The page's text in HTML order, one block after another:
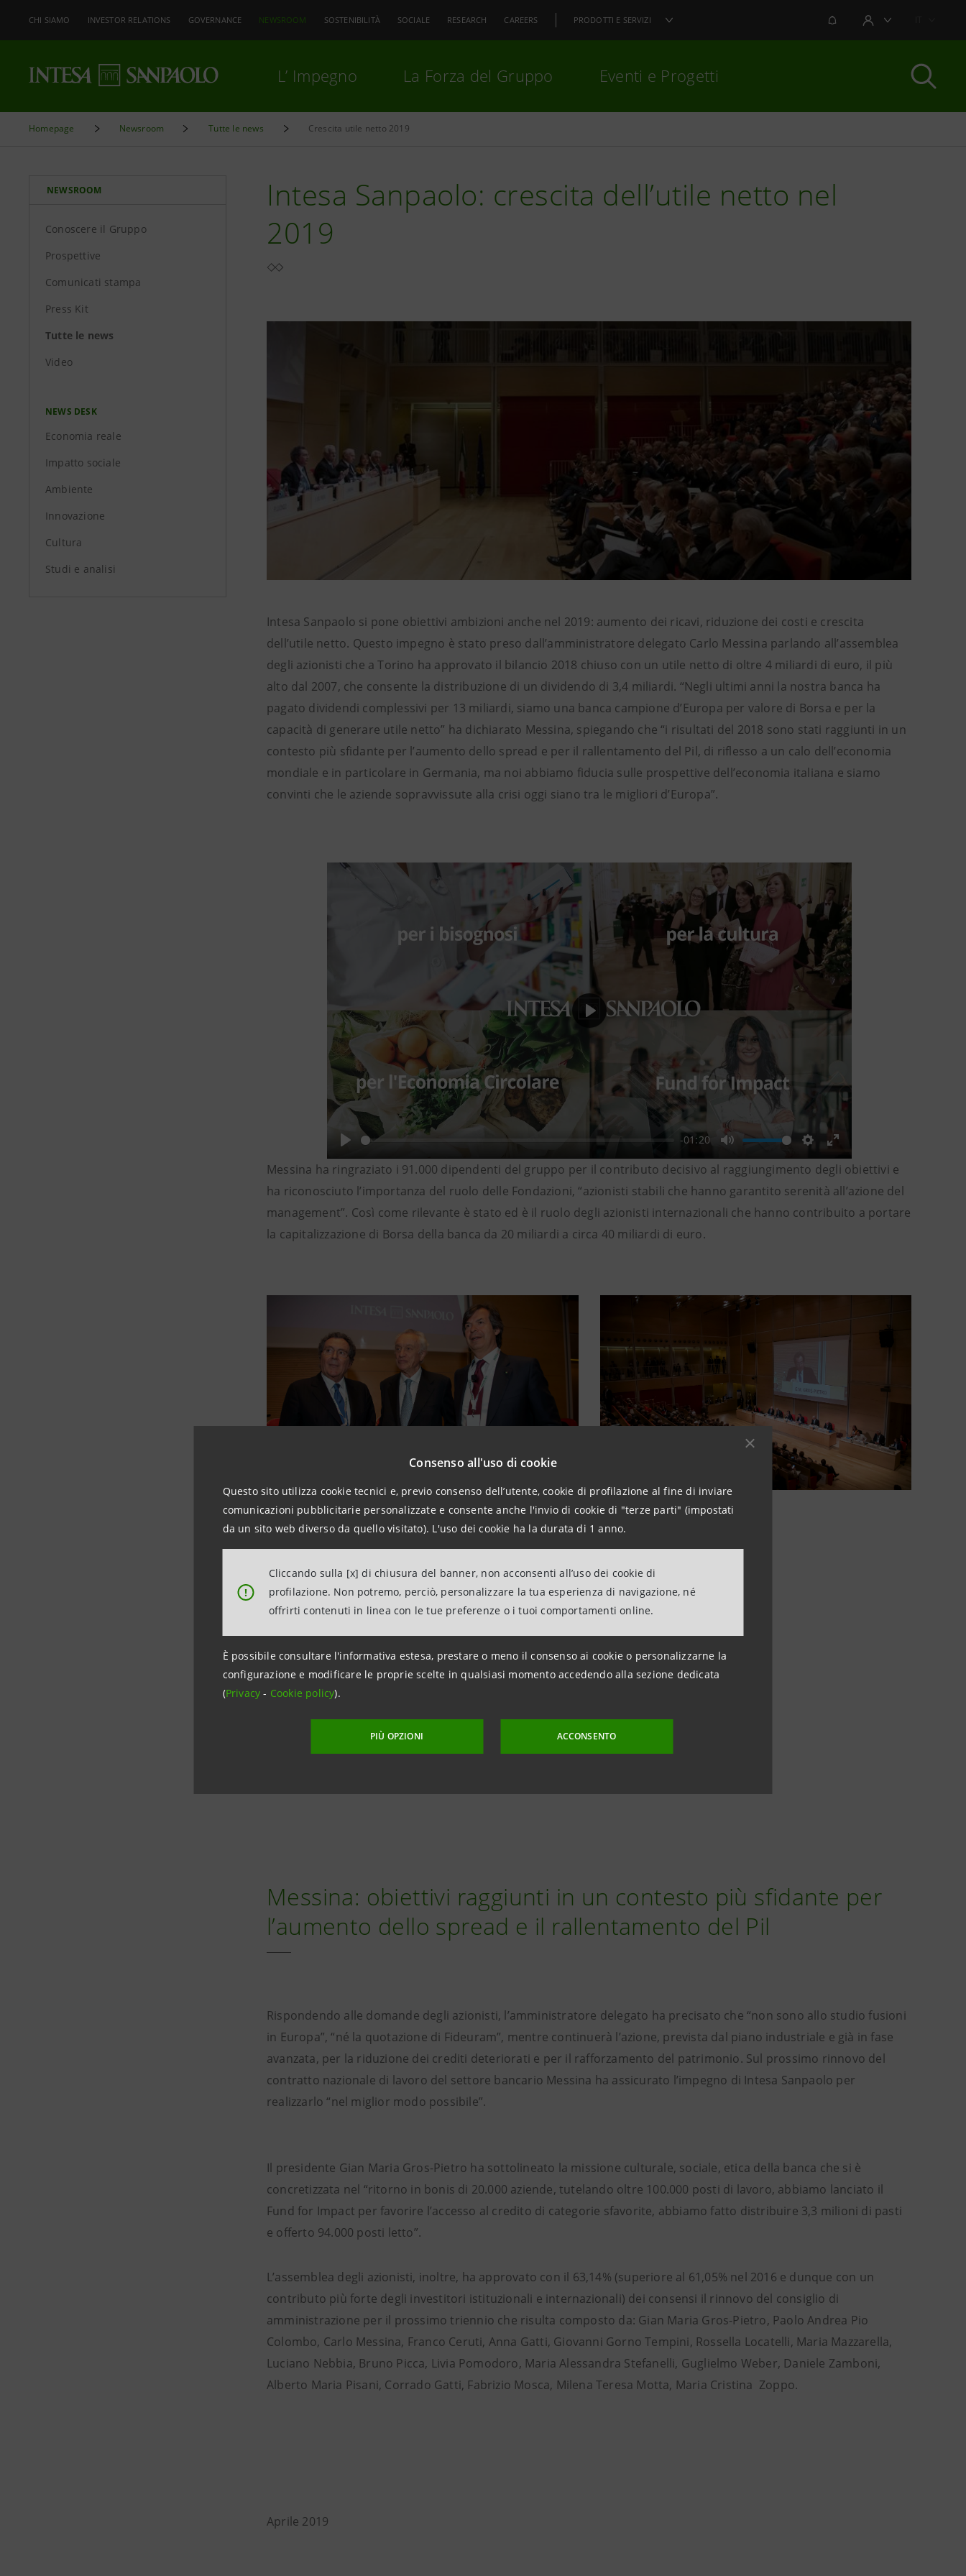
Consenso all'uso di cookie
Questo sito utilizza cookie tecnici e, previo consenso dell’utente, cookie di profilazione al fine di inviare
comunicazioni pubblicitarie personalizzate e consente anche l'invio di cookie di "terze parti" (impostati
da un sito web diverso da quello visitato). L'uso dei cookie ha la durata di 1 anno.
!
Cliccando sulla [x] di chiusura del banner, non acconsenti all’uso dei cookie di
profilazione. Non potremo, perciò, personalizzare la tua esperienza di navigazione, né
offrirti contenuti in linea con le tue preferenze o i tuoi comportamenti online.
È possibile consultare l'informativa estesa, prestare o meno il consenso ai cookie o personalizzarne la
configurazione e modificare le proprie scelte in qualsiasi momento accedendo alla sezione dedicata
(Privacy- Cookie policy).
PIÙ OPZIONI ACCONSENTO
CHI SIAMO INVESTOR RELATIONS GOVERNANCE NEWSROOM SOSTENIBILITÀ SOCIALE RESEARCH CAREERS PRODOTTI E SERVIZI NOTIFICHEAREA UTENTE
L’ Impegno La Forza del Gruppo Eventi e Progetti
Homepage Newsroom Tutte le news Crescita utile netto 2019
NEWSROOM
Conoscere il Gruppo
Prospettive
Comunicati stampa
Press Kit
Tutte le news
Video
NEWS DESK
Economia reale
Impatto sociale
Ambiente
Innovazione
Cultura
Studi e analisi
Intesa Sanpaolo: crescita dell’utile netto nel
2019
Intesa Sanpaolo si pone obiettivi ambizioni anche nel 2019: aumento dei ricavi, riduzione dei costi e crescita
dell’utile netto. Questo impegno è stato preso dall’amministratore delegato Carlo Messina parlando all’assemblea
degli azionisti che a Torino ha approvato il bilancio 2018 chiuso con un utile netto di oltre 4 miliardi di euro, il più
alto dal 2007, che consente la distribuzione di un dividendo di 3,4 miliardi. “Negli ultimi anni la nostra banca ha
pagato dividendi complessivi per 13 miliardi, siamo una banca campione d’Europa per valore di Borsa e per la
capacità di generare utile netto” ha dichiarato Messina, spiegando che “i risultati del 2018 sono stati raggiunti in un
contesto più sfidante per l’aumento dello spread e per il rallentamento del Pil, di riflesso a un calo dell’economia
mondiale e in particolare in Germania, ma noi abbiamo fiducia sulle prospettive dell’economia italiana e siamo
convinti che le aziende sopravvissute alla crisi oggi siano tra le migliori d’Europa”.
Play
-01:20
Mute Settings
Enter
fullscreen
Play
Messina ha ringraziato i 91.000 dipendenti del gruppo per il contributo decisivo al raggiungimento degli obiettivi e
ha riconosciuto l’importanza del ruolo delle Fondazioni, “azionisti stabili che hanno garantito serenità all’azione del
management”. Così come rilevante è stato ed è il ruolo degli azionisti internazionali che hanno contribuito a portare
la capitalizzazione di Borsa della banca da 20 miliardi a circa 40 miliardi di euro.
Messina: obiettivi raggiunti in un contesto più sfidante per
l’aumento dello spread e il rallentamento del Pil
Rispondendo alle domande degli azionisti, l’amministratore delegato ha precisato che “non sono allo studio fusioni
in Europa”, “né la quotazione di Fideuram”, mentre continuerà l’azione, prevista dal piano industriale e già in fase
avanzata, per la riduzione dei crediti deteriorati e per il rafforzamento del patrimonio. Sul prossimo rinnovo del
contratto nazionale di lavoro del settore bancario Messina ha assicurato l’impegno di Intesa Sanpaolo per
realizzarlo “nel miglior modo possibile”.
Il presidente Gian Maria Gros-Pietro ha sottolineato la missione culturale, sociale, etica della banca che si è
concretizzata nel “ritorno in bonis di 20.000 aziende, tutelando oltre 100.000 posti di lavoro, abbiamo lanciato il
Fund for Impact per favorire l’accesso al credito di categorie sfavorite, abbiamo fatto distribuire 3,3 milioni di pasti
e offerto 94.000 posti letto”.
L’assemblea degli azionisti, inoltre, ha approvato con il 63,14% (superiore al 61,05% nel 2016 e dunque con un
contributo più forte degli investitori istituzionali e internazionali) dei consensi il rinnovo del consiglio di
amministrazione per il prossimo triennio che risulta composto da: Gian Maria Gros-Pietro, Paolo Andrea Pio
Colombo, Carlo Messina, Franco Ceruti, Anna Gatti, Giovanni Gorno Tempini, Rossella Locatelli, Maria Mazzarella,
Luciano Nebbia, Bruno Picca, Livia Pomodoro, Maria Alessandra Stefanelli, Guglielmo Weber, Daniele Zamboni,
Alberto Maria Pisani, Corrado Gatti, Fabrizio Mosca, Milena Teresa Motta, Maria Cristina Zoppo.
Aprile 2019